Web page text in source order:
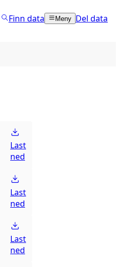
Finn data Meny Del data
Last
ned
Last
ned
Last
ned